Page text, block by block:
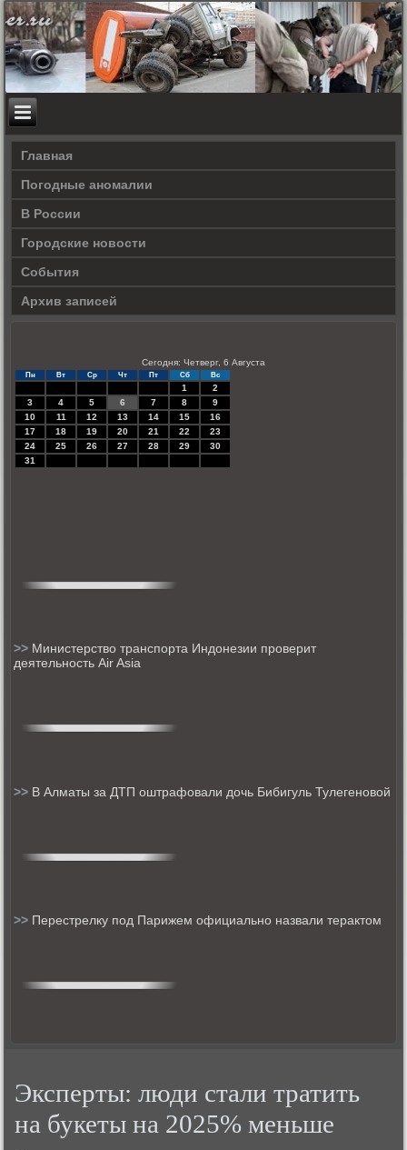
Главная
Погодные аномалии
В России
Городские новости
События
Архив записей
Сегодня: Четверг, 6 Августа
Пн Вт Ср Чт Пт Сб Вс
1
2
3
4 5 6 7 8
9
10
11 12 13 14 15
16
17
18 19 20 21 22
23
24
25 26 27 28 29
30
31
>> Министерство транспорта Индонезии проверит
деятельность Air Asia
>> В Алматы за ДТП оштрафовали дочь Бибигуль Тулегеновой
>> Перестрелку под Парижем официально назвали терактом
Эксперты: люди стали тратить
на букеты на 2025% меньше